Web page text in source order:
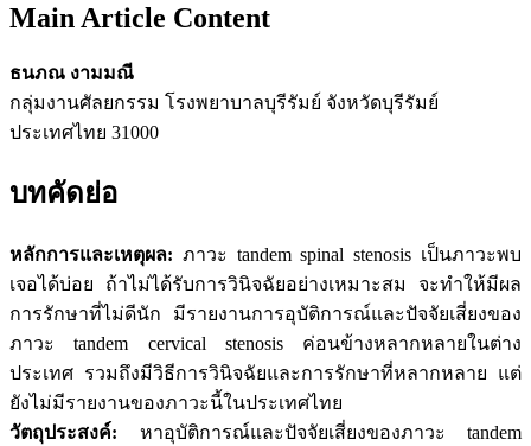
Main Article Content
ธนภณ งามมณี
กลุ่มงานศัลยกรรม โรงพยาบาลบุรีรัมย์ จังหวัดบุรีรัมย์
ประเทศไทย 31000
บทคัดย่อ
หลักการและเหตุผล: ภาวะ tandem spinal stenosis เป็นภาวะพบ
เจอได้บ่อย ถ้าไม่ได้รับการวินิจฉัยอย่างเหมาะสม จะทำให้มีผล
การรักษาที่ไม่ดีนัก มีรายงานการอุบัติการณ์และปัจจัยเสี่ยงของ
ภาวะ tandem cervical stenosis ค่อนข้างหลากหลายในต่าง
ประเทศ รวมถึงมีวิธีการวินิจฉัยและการรักษาที่หลากหลาย แต่
ยังไม่มีรายงานของภาวะนี้ในประเทศไทย
วัตถุประสงค์: หาอุบัติการณ์และปัจจัยเสี่ยงของภาวะ tandem